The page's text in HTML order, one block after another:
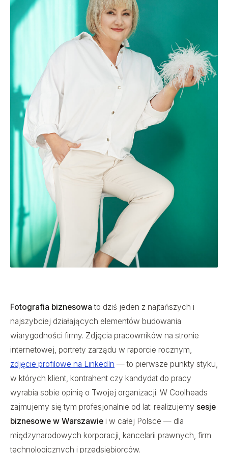
Fotografia biznesowa to dziś jeden z najtańszych i
najszybciej działających elementów budowania
wiarygodności firmy. Zdjęcia pracowników na stronie
internetowej, portrety zarządu w raporcie rocznym,
zdjęcie profilowe na LinkedIn — to pierwsze punkty styku,
w których klient, kontrahent czy kandydat do pracy
wyrabia sobie opinię o Twojej organizacji. W Coolheads
zajmujemy się tym profesjonalnie od lat: realizujemy sesje
biznesowe w Warszawie i w całej Polsce — dla
międzynarodowych korporacji, kancelarii prawnych, firm
technologicznych i przedsiębiorców.